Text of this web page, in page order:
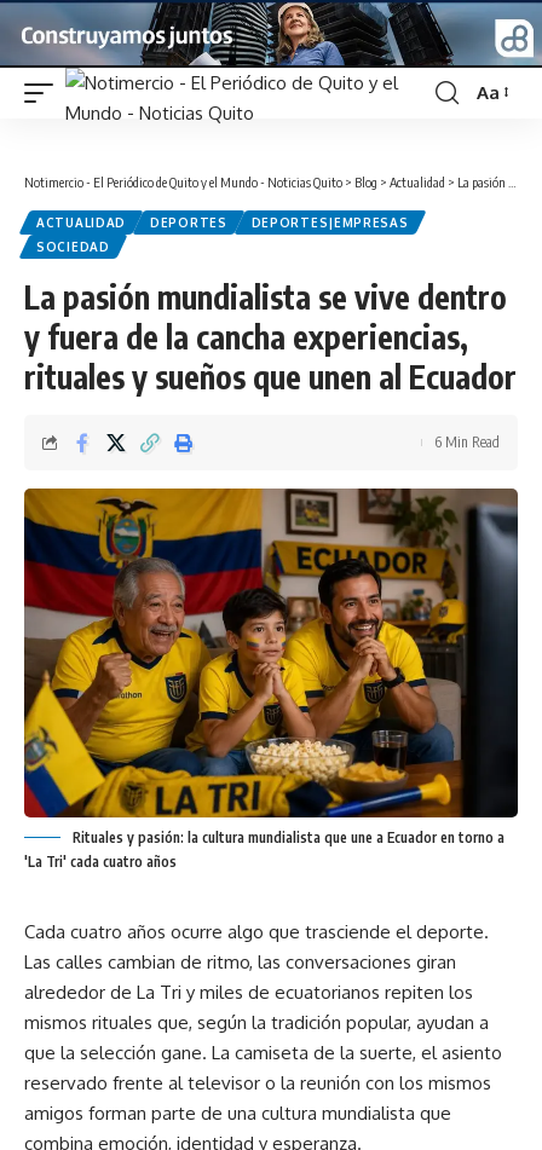
Font
Aa
Notimercio - El Periódico de Quito y el Mundo - Noticias Quito > Blog > Actualidad > La pasión mundialista se vive dentro y fuera de la cancha experiencias, rituales y sueños que unen al Ecuador
ACTUALIDAD DEPORTES
DEPORTES|EMPRESAS
SOCIEDAD
La pasión mundialista se vive dentro
y fuera de la cancha experiencias,
rituales y sueños que unen al Ecuador
6 Min Read
Rituales y pasión: la cultura mundialista que une a Ecuador en torno a
'La Tri' cada cuatro años
Cada cuatro años ocurre algo que trasciende el deporte.
Las calles cambian de ritmo, las conversaciones giran
alrededor de La Tri y miles de ecuatorianos repiten los
mismos rituales que, según la tradición popular, ayudan a
que la selección gane. La camiseta de la suerte, el asiento
reservado frente al televisor o la reunión con los mismos
amigos forman parte de una cultura mundialista que
combina emoción, identidad y esperanza.